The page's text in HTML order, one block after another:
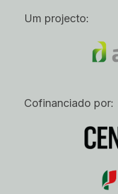
Um projecto:
Cofinanciado por: